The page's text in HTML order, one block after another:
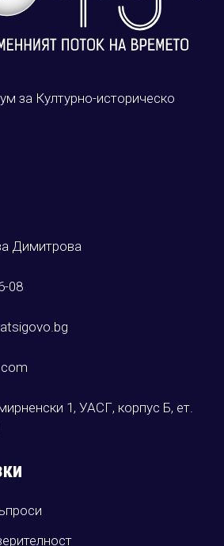
за Културно-историческо
Димитрова
08
1, УАСГ, корпус Б, ет.